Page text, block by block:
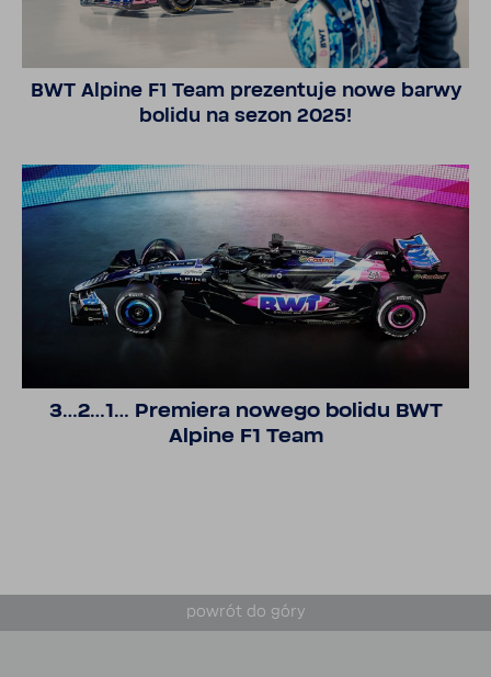
BWT Alpine F1 Team prezen­tuje nowe barwy
bolidu na sezon 2025!
3…2…1… Premiera nowego bolidu BWT
Alpine F1 Team
powrót do góry